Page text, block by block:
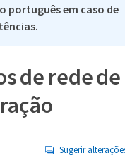
português em caso de
de rede de
Sugerir